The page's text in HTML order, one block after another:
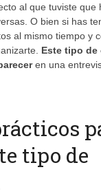
al que tuviste que
O bien si has
al mismo tiempo y
Este tipo
en una
tipo de